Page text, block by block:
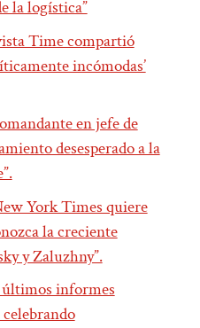
la logística”
Time compartió
incómodas’
en jefe de
desesperado a la
York Times quiere
la creciente
y Zaluzhny”.
últimos informes